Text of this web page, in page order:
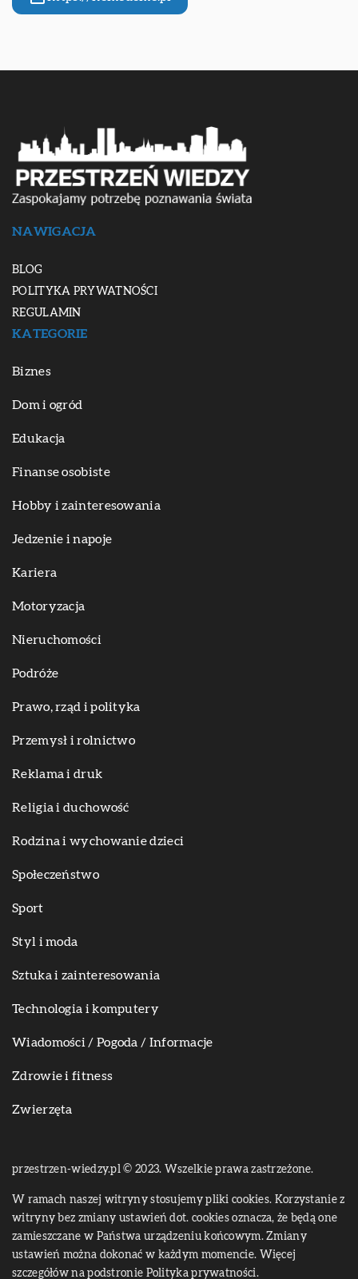
NAWIGACJA
BLOG
POLITYKA PRYWATNOŚCI
REGULAMIN
KATEGORIE
Biznes
Dom i ogród
Edukacja
Finanse osobiste
Hobby i zainteresowania
Jedzenie i napoje
Kariera
Motoryzacja
Nieruchomości
Podróże
Prawo, rząd i polityka
Przemysł i rolnictwo
Reklama i druk
Religia i duchowość
Rodzina i wychowanie dzieci
Społeczeństwo
Sport
Styl i moda
Sztuka i zainteresowania
Technologia i komputery
Wiadomości / Pogoda / Informacje
Zdrowie i fitness
Zwierzęta
przestrzen-wiedzy.pl © 2023. Wszelkie prawa zastrzeżone.
W ramach naszej witryny stosujemy pliki cookies. Korzystanie z
witryny bez zmiany ustawień dot. cookies oznacza, że będą one
zamieszczane w Państwa urządzeniu końcowym. Zmiany
ustawień można dokonać w każdym momencie. Więcej
szczegółów na podstronie Polityka prywatności.